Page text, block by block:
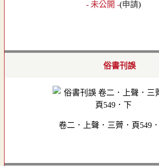
- 未公開 -(申請)
俗書刊誤
卷二．上聲．三薺．頁549